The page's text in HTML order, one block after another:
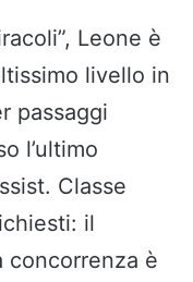
Leone è
livello in
passaggi
l’ultimo
Classe
il
concorrenza è